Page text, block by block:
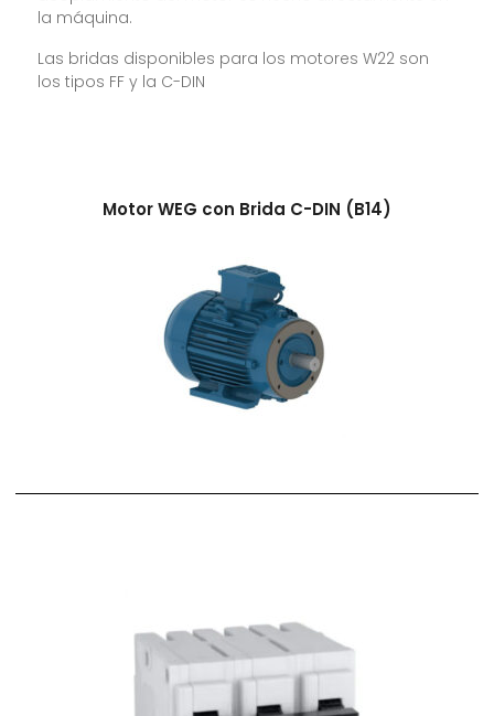
la máquina.
Las bridas disponibles para los motores W22 son
los tipos FF y la C-DIN
Motor WEG con Brida C-DIN (B14)